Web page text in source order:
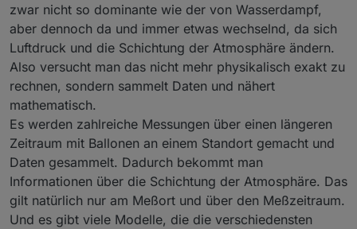
zwar nicht so dominante wie der von Wasserdampf,
aber dennoch da und immer etwas wechselnd, da sich
Luftdruck und die Schichtung der Atmosphäre ändern.
Also versucht man das nicht mehr physikalisch exakt zu
rechnen, sondern sammelt Daten und nähert
mathematisch.
Es werden zahlreiche Messungen über einen längeren
Zeitraum mit Ballonen an einem Standort gemacht und
Daten gesammelt. Dadurch bekommt man
Informationen über die Schichtung der Atmosphäre. Das
gilt natürlich nur am Meßort und über den Meßzeitraum.
Und es gibt viele Modelle, die die verschiedensten